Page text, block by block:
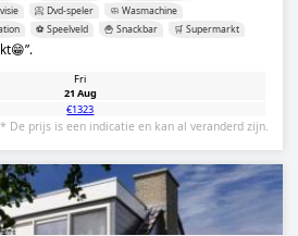
📀 Dvd-speler
🧼 Wasmachine
⚽️ Speelveld 🍟 Snackbar 🛒 Supermarkt
.
Fri
21 Aug
€1323
* De prijs is een indicatie en kan al veranderd zijn.